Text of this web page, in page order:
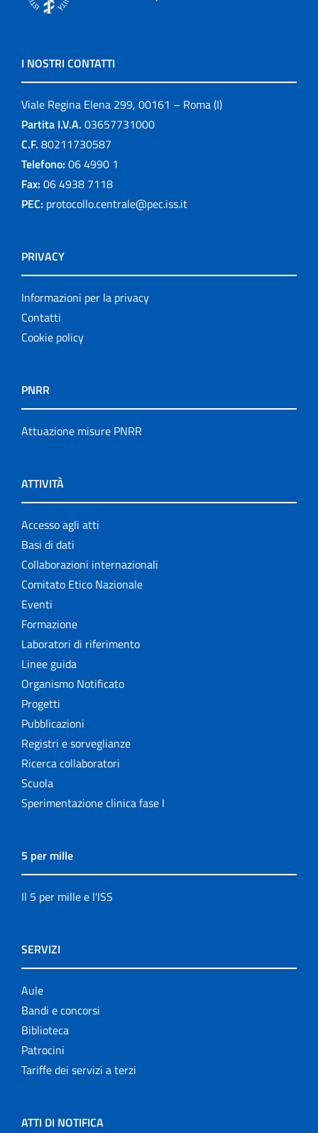
I NOSTRI CONTATTI
Viale Regina Elena 299, 00161 – Roma (I)
Partita I.V.A. 03657731000
C.F. 80211730587
Telefono: 06 4990 1
Fax: 06 4938 7118
PEC: protocollo.centrale@pec.iss.it
PRIVACY
Informazioni per la privacy
Contatti
Cookie policy
PNRR
Attuazione misure PNRR
ATTIVITÀ
Accesso agli atti
Basi di dati
Collaborazioni internazionali
Comitato Etico Nazionale
Eventi
Formazione
Laboratori di riferimento
Linee guida
Organismo Notificato
Progetti
Pubblicazioni
Registri e sorveglianze
Ricerca collaboratori
Scuola
Sperimentazione clinica fase I
5 per mille
Il 5 per mille e l'ISS
SERVIZI
Aule
Bandi e concorsi
Biblioteca
Patrocini
Tariffe dei servizi a terzi
ATTI DI NOTIFICA